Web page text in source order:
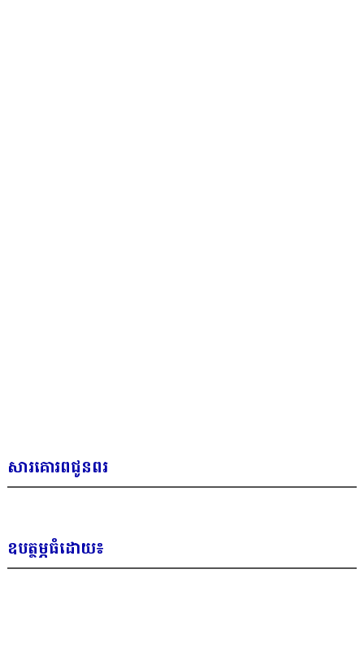
សារគោរពជូនពរ
ឧបត្ថម្ភធំដោយ៖